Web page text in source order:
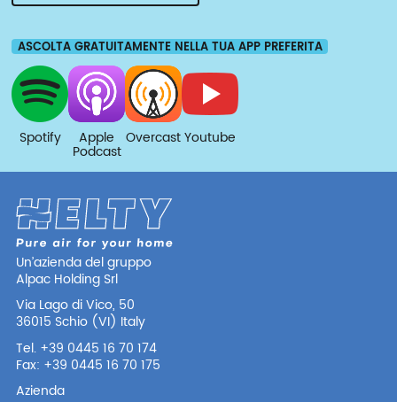
ASCOLTA GRATUITAMENTE NELLA TUA APP PREFERITA
Spotify Apple
Podcast
OvercastYoutube
Un’azienda del gruppo
Alpac Holding Srl
Via Lago di Vico, 50
36015 Schio (VI) Italy
Tel. +39 0445 16 70 174
Fax: +39 0445 16 70 175
Azienda